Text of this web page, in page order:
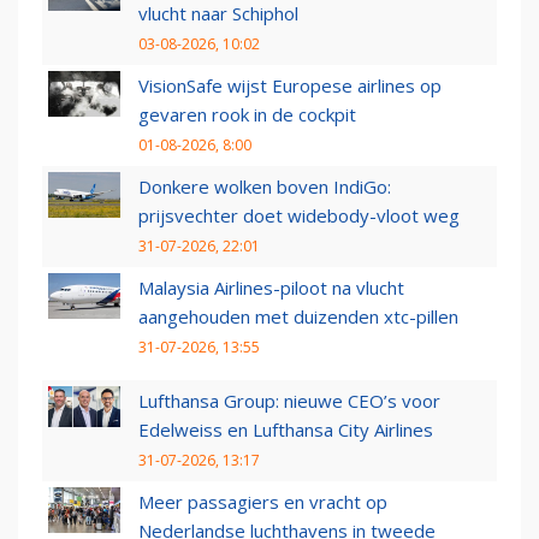
vlucht naar Schiphol
03-08-2026, 10:02
VisionSafe wijst Europese airlines op
gevaren rook in de cockpit
01-08-2026, 8:00
Donkere wolken boven IndiGo:
prijsvechter doet widebody-vloot weg
31-07-2026, 22:01
Malaysia Airlines-piloot na vlucht
aangehouden met duizenden xtc-pillen
31-07-2026, 13:55
Lufthansa Group: nieuwe CEO’s voor
Edelweiss en Lufthansa City Airlines
31-07-2026, 13:17
Meer passagiers en vracht op
Nederlandse luchthavens in tweede